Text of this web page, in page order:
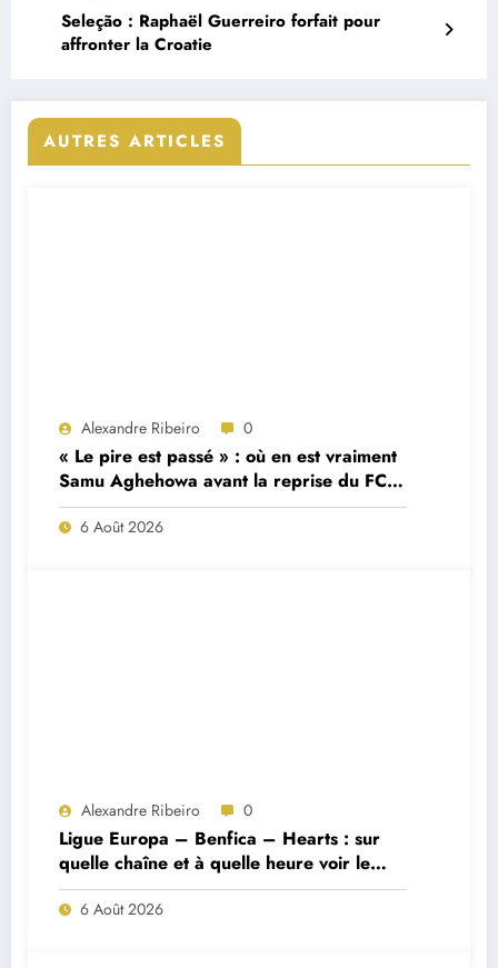
Seleção : Raphaël Guerreiro forfait pour
affronter la Croatie
AUTRES ARTICLES
Alexandre Ribeiro 0
« Le pire est passé » : où en est vraiment
Samu Aghehowa avant la reprise du FC
Porto ?
6 Août 2026
Alexandre Ribeiro 0
Ligue Europa – Benfica – Hearts : sur
quelle chaîne et à quelle heure voir le
match ?
6 Août 2026